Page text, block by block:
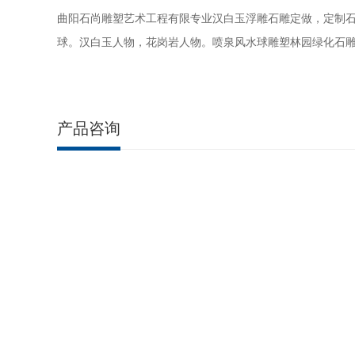
曲阳石尚雕塑艺术工程有限专业汉白玉浮雕石雕定做，定制
球。汉白玉人物，花岗岩人物。喷泉风水球雕塑林园绿化石
产品咨询